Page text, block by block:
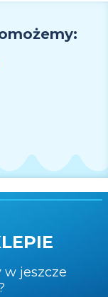
w jeszcze